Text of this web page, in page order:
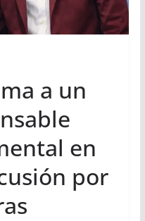
a un
en
por